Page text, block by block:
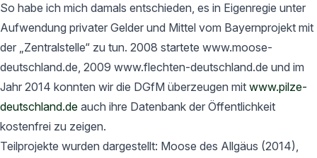
So habe ich mich damals entschieden, es in Eigenregie unter
Aufwendung privater Gelder und Mittel vom Bayernprojekt mit
der „Zentralstelle“ zu tun. 2008 startete www.moose-
deutschland.de, 2009 www.flechten-deutschland.de und im
Jahr 2014 konnten wir die DGfM überzeugen mit www.pilze-
deutschland.de auch ihre Datenbank der Öffentlichkeit
kostenfrei zu zeigen.
Teilprojekte wurden dargestellt: Moose des Allgäus (2014),